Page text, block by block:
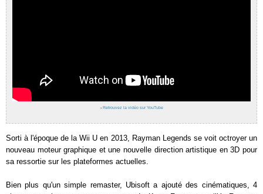
› Retrouvez la vidéo sur YouTube
Sorti à l'époque de la Wii U en 2013, Rayman Legends se voit octroyer un
nouveau moteur graphique et une nouvelle direction artistique en 3D pour
sa ressortie sur les plateformes actuelles.
Bien plus qu'un simple remaster, Ubisoft a ajouté des cinématiques, 4